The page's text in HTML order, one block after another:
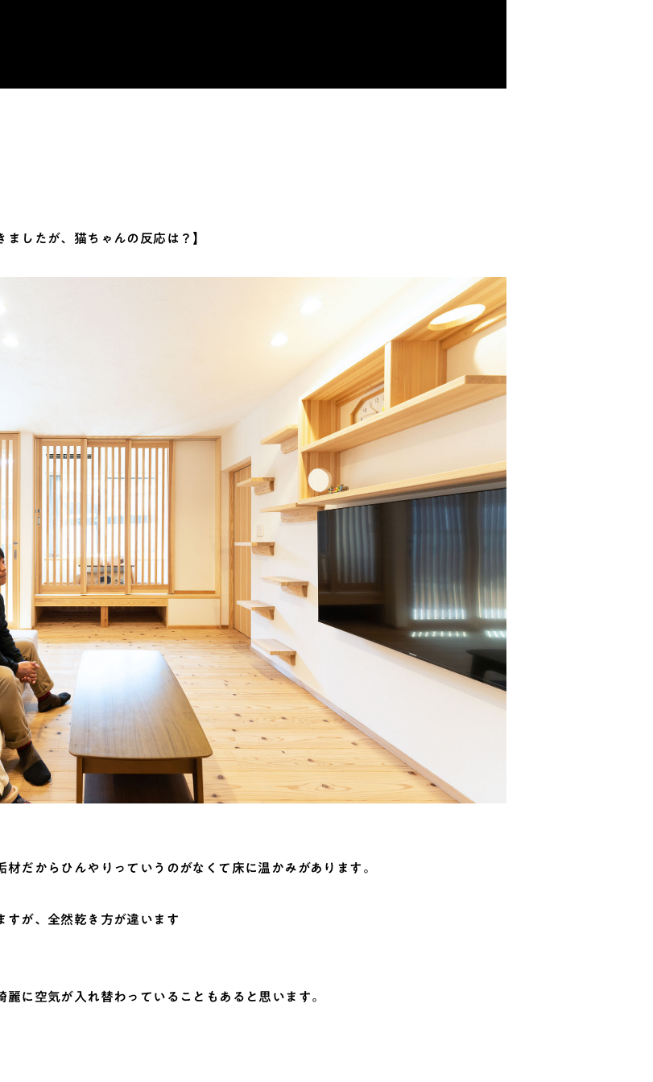
ましたが、猫ちゃんの反応は？】
だからひんやりっていうのがなくて床に温かみがあります。
すが、全然乾き方が違います
に空気が入れ替わっていることもあると思います。